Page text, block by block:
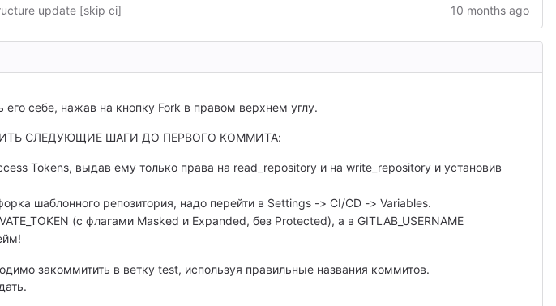
update [skip ci] 10 months ago
себе, нажав на кнопку Fork в правом верхнем углу.
СЛЕДУЮЩИЕ ШАГИ ДО ПЕРВОГО КОММИТА:
Tokens, выдав ему только права на read_repository и на write_repository и установив
шаблонного репозитория, надо перейти в Settings -> CI/CD -> Variables.
(с флагами Masked и Expanded, без Protected), а в GITLAB_USERNAME
закоммитить в ветку test, используя правильные названия коммитов.